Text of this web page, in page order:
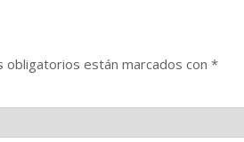
obligatorios están marcados con *